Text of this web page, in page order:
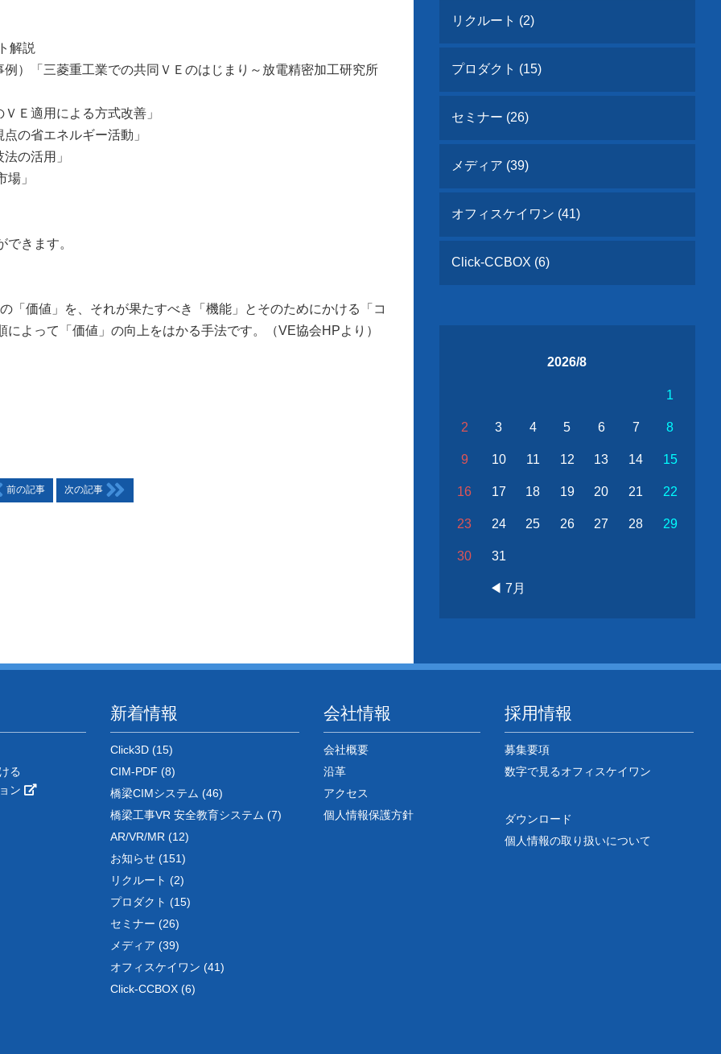
解説
）「三菱重工業での共同ＶＥのはじまり～放電精密加工研究所
Ｅ適用による方式改善」
の省エネルギー活動」
の活用」
」
できます。
「価値」を、それが果たすべき「機能」とそのためにかける「コ
よって「価値」の向上をはかる手法です。（VE協会HPより）
前の記事 次の記事
リクルート (2)
プロダクト (15)
セミナー (26)
メディア (39)
オフィスケイワン (41)
Click-CCBOX (6)
2026/8
1
2 3 4 5 6 7 8
9 10 11 12 13 14 15
16 17 18 19 20 21 22
23 24 25 26 27 28 29
30 31
◀ 7月
る
ン
新着情報
Click3D (15)
CIM-PDF (8)
橋梁CIMシステム (46)
橋梁工事VR 安全教育システム (7)
AR/VR/MR (12)
お知らせ (151)
リクルート (2)
プロダクト (15)
セミナー (26)
メディア (39)
オフィスケイワン (41)
Click-CCBOX (6)
会社情報
会社概要
沿革
アクセス
個人情報保護方針
採用情報
募集要項
数字で見るオフィスケイワン
ダウンロード
個人情報の取り扱いについて